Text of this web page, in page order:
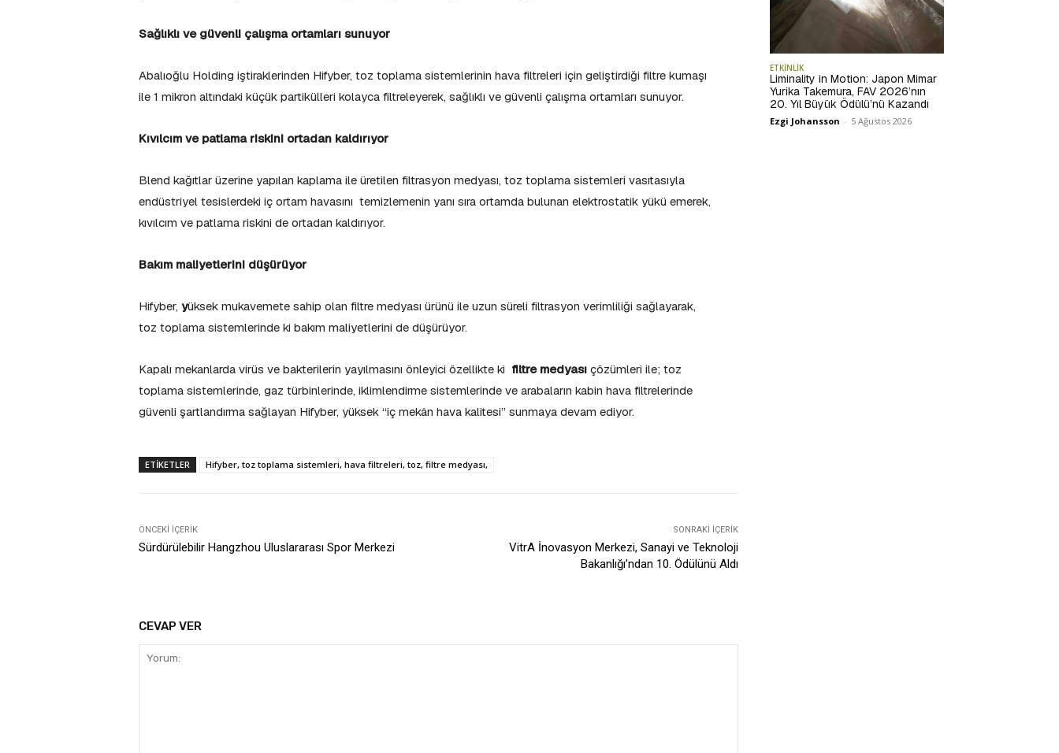
Sağlıklı ve güvenli çalışma ortamları sunuyor
Abalıoğlu Holding iştiraklerinden Hifyber, toz toplama sistemlerinin hava filtreleri için geliştirdiği filtre kumaşı
ile 1 mikron altındaki küçük partikülleri kolayca filtreleyerek, sağlıklı ve güvenli çalışma ortamları sunuyor.
Kıvılcım ve patlama riskini ortadan kaldırıyor
Blend kağıtlar üzerine yapılan kaplama ile üretilen filtrasyon medyası, toz toplama sistemleri vasıtasıyla
endüstriyel tesislerdeki iç ortam havasını temizlemenin yanı sıra ortamda bulunan elektrostatik yükü emerek,
kıvılcım ve patlama riskini de ortadan kaldırıyor.
Bakım maliyetlerini düşürüyor
Hifyber, yüksek mukavemete sahip olan filtre medyası ürünü ile uzun süreli filtrasyon verimliliği sağlayarak,
toz toplama sistemlerinde ki bakım maliyetlerini de düşürüyor.
Kapalı mekanlarda virüs ve bakterilerin yayılmasını önleyici özellikte ki filtre medyası çözümleri ile; toz
toplama sistemlerinde, gaz türbinlerinde, iklimlendirme sistemlerinde ve arabaların kabin hava filtrelerinde
güvenli şartlandırma sağlayan Hifyber, yüksek “iç mekân hava kalitesi” sunmaya devam ediyor.
ETIKETLER Hifyber, toz toplama sistemleri, hava filtreleri, toz, filtre medyası,
ÖNCEKI İÇERIK
Sürdürülebilir Hangzhou Uluslararası Spor Merkezi
SONRAKI İÇERIK
VitrA İnovasyon Merkezi, Sanayi ve Teknoloji
Bakanlığı’ndan 10. Ödülünü Aldı
CEVAP VER
ETKİNLİK
Liminality in Motion: Japon Mimar
Yurika Takemura, FAV 2026’nın
20. Yıl Büyük Ödülü’nü Kazandı
Ezgi Johansson - 5 Ağustos 2026